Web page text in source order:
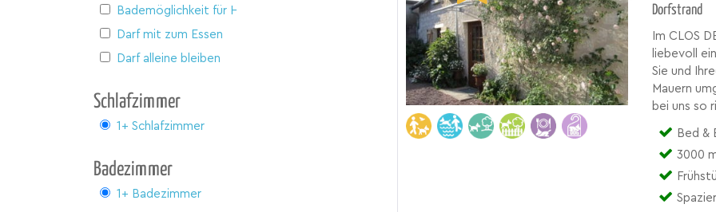
Bademöglichkeit für Hunde
Darf mit zum Essen
Darf alleine bleiben
Schlafzimmer
1+ Schlafzimmer
Badezimmer
1+ Badezimmer
Dorfstrand
Im CLOS
liebevoll
Sie und
Mauern
bei uns so
Bed &
3000